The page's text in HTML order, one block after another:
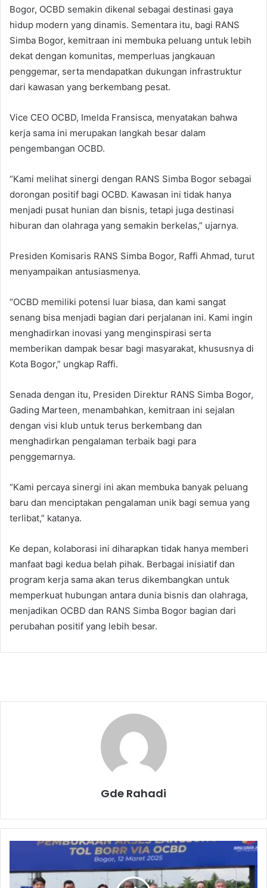
Bogor, OCBD semakin dikenal sebagai destinasi gaya
hidup modern yang dinamis. Sementara itu, bagi RANS
Simba Bogor, kemitraan ini membuka peluang untuk lebih
dekat dengan komunitas, memperluas jangkauan
penggemar, serta mendapatkan dukungan infrastruktur
dari kawasan yang berkembang pesat.
Vice CEO OCBD, Imelda Fransisca, menyatakan bahwa
kerja sama ini merupakan langkah besar dalam
pengembangan OCBD.
“Kami melihat sinergi dengan RANS Simba Bogor sebagai
dorongan positif bagi OCBD. Kawasan ini tidak hanya
menjadi pusat hunian dan bisnis, tetapi juga destinasi
hiburan dan olahraga yang semakin berkelas,” ujarnya.
Presiden Komisaris RANS Simba Bogor, Raffi Ahmad, turut
menyampaikan antusiasmenya.
“OCBD memiliki potensi luar biasa, dan kami sangat
senang bisa menjadi bagian dari perjalanan ini. Kami ingin
menghadirkan inovasi yang menginspirasi serta
memberikan dampak besar bagi masyarakat, khususnya di
Kota Bogor,” ungkap Raffi.
Senada dengan itu, Presiden Direktur RANS Simba Bogor,
Gading Marteen, menambahkan, kemitraan ini sejalan
dengan visi klub untuk terus berkembang dan
menghadirkan pengalaman terbaik bagi para
penggemarnya.
“Kami percaya sinergi ini akan membuka banyak peluang
baru dan menciptakan pengalaman unik bagi semua yang
terlibat,” katanya.
Ke depan, kolaborasi ini diharapkan tidak hanya memberi
manfaat bagi kedua belah pihak. Berbagai inisiatif dan
program kerja sama akan terus dikembangkan untuk
memperkuat hubungan antara dunia bisnis dan olahraga,
menjadikan OCBD dan RANS Simba Bogor bagian dari
perubahan positif yang lebih besar.
Gde Rahadi
s